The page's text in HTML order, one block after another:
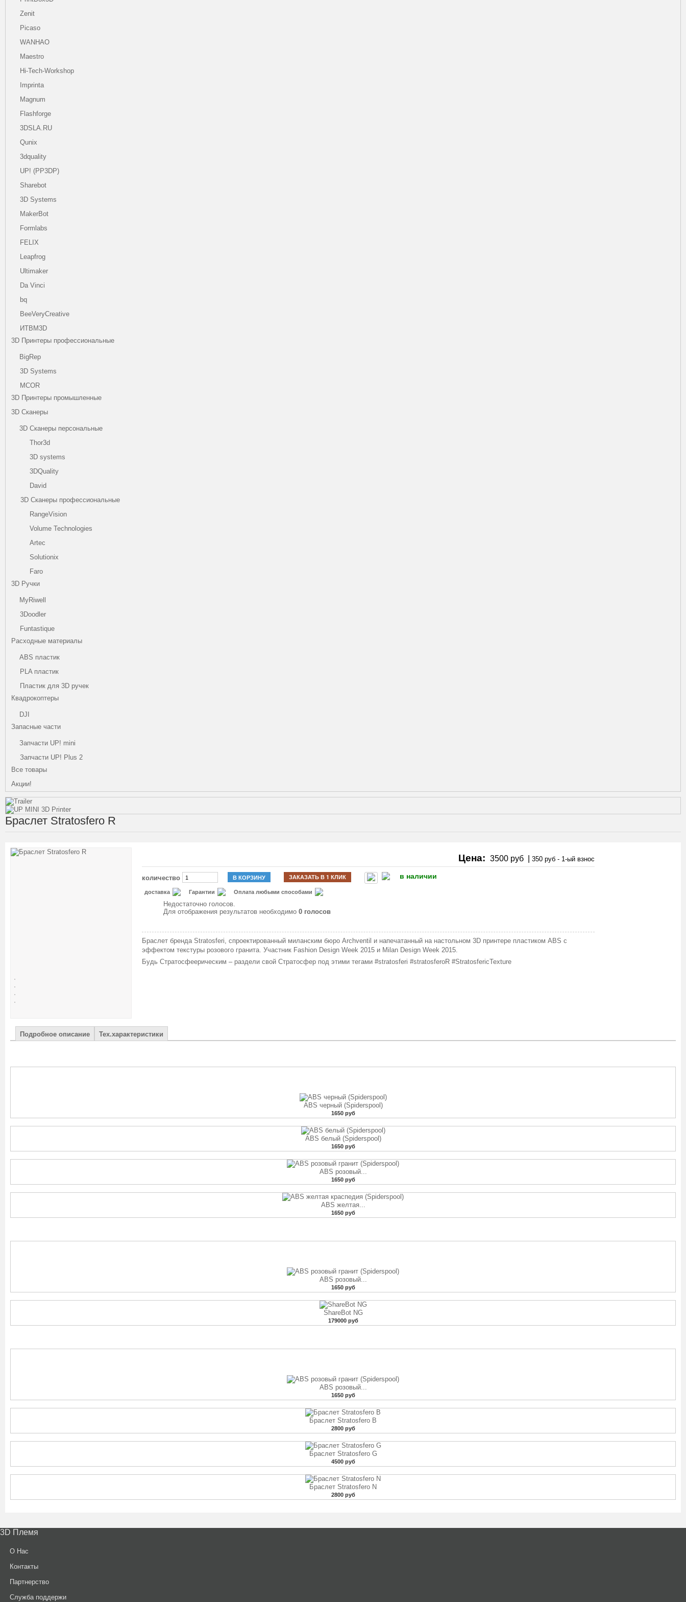
Zenit
Picaso
WANHAO
Maestro
Hi-Tech-Workshop
Imprinta
Magnum
Flashforge
3DSLA.RU
Qunix
3dquality
UP! (PP3DP)
Sharebot
3D Systems
MakerBot
Formlabs
FELIX
Leapfrog
Ultimaker
Da Vinci
bq
BeeVeryCreative
ИТВМ3D
3D Принтеры профессиональные
BigRep
3D Systems
MCOR
3D Принтеры промышленные
3D Сканеры
3D Сканеры персональные
Thor3d
3D systems
3DQuality
David
3D Сканеры профессиональные
RangeVision
Volume Technologies
Artec
Solutionix
Faro
3D Ручки
MyRiwell
3Doodler
Funtastique
Расходные материалы
ABS пластик
PLA пластик
Пластик для 3D ручек
Квадрокоптеры
DJI
Запасные части
Запчасти UP! mini
Запчасти UP! Plus 2
Все товары
Акции!
Браслет Stratosfero R
Цена: 3500 руб| 350 руб - 1-ый взнос
количество В КОРЗИНУ ЗАКАЗАТЬ В 1 КЛИК в наличии
доставка Гарантии Оплата любыми способами
Недостаточно голосов.
Для отображения результатов необходимо 0 голосов
Браслет бренда Stratosferi, спроектированный миланским бюро Archventil и напечатанный на настольном 3D принтере пластиком ABS с
эффектом текстуры розового гранита. Участник Fashion Design Week 2015 и Milan Design Week 2015.
Будь Стратосфеерическим – раздели свой Стратосфер под этими тегами #stratosferi #stratosferoR #StratosfericTexture
Подробное описание Тех.характеристики
ABS черный (Spiderspool)
1650 руб
ABS белый (Spiderspool)
1650 руб
ABS розовый...
1650 руб
ABS желтая...
1650 руб
ABS розовый...
1650 руб
ShareBot NG
179000 руб
ABS розовый...
1650 руб
Браслет Stratosfero B
2800 руб
Браслет Stratosfero G
4500 руб
Браслет Stratosfero N
2800 руб
3D Племя
О Нас
Контакты
Партнерcтво
Служба поддержи